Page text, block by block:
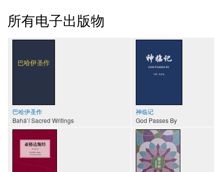
所有电子出版物
巴哈伊圣作
Baháʼí Sacred Writings
神临记
God Passes By